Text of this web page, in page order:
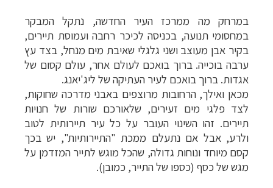
במרחק מה ממרכז העיר החדשה, נתקל המבקר
במחסומי תנועה, בכניסה לכיכר רחבה ועמוסת תיירים,
בקיר אבן מעוצב ושני גלגלי שאיבת מים מנחל, בצד עץ
ערבה בוכייה. ברוך בואכם לעולם אחר, עולם קסום של
אגדות. ברוך בואכם לעיר העתיקה של ליג'יאנג.
מכאן ואילך, הרחובות מרוצפים באבני מדרכה שחוקות,
לצד פלגי מים זעירים, שלאורכם שורות של חנויות
תיירים. זהו השינוי העובר על כל עיר תיירותית לטוב
ולרע, אבל אם נתעלם ממכת "התיירותיות", יש בכך
קסם מיוחד ונוחות גדולה, שהכל מוגש לתייר המזדמן על
מגש של כסף (כספו של התייר, כמובן).